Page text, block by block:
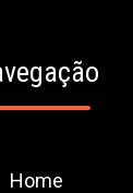
Home